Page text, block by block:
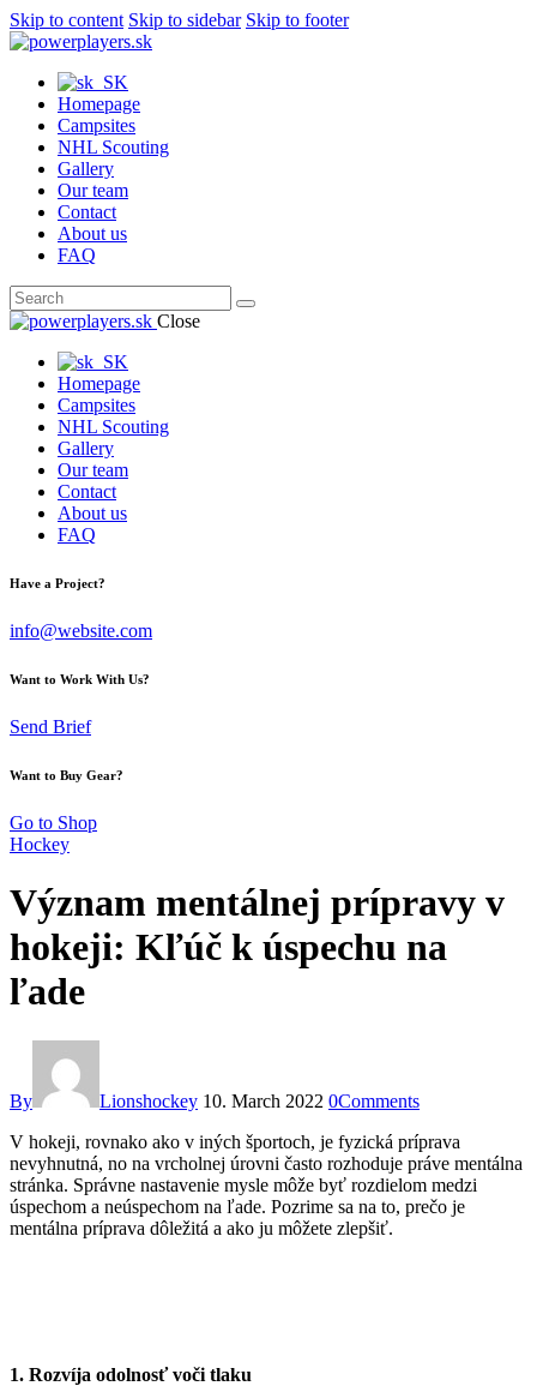
Skip to content Skip to sidebar Skip to footer
Homepage
Campsites
NHL Scouting
Gallery
Our team
Contact
About us
FAQ
Close
Homepage
Campsites
NHL Scouting
Gallery
Our team
Contact
About us
FAQ
Have a Project?
info@website.com
Want to Work With Us?
Send Brief
Want to Buy Gear?
Go to Shop
Hockey
Význam mentálnej prípravy v
hokeji: Kľúč k úspechu na
ľade
By Lionshockey 10. March 2022 0Comments
V hokeji, rovnako ako v iných športoch, je fyzická príprava
nevyhnutná, no na vrcholnej úrovni často rozhoduje práve mentálna
stránka. Správne nastavenie mysle môže byť rozdielom medzi
úspechom a neúspechom na ľade. Pozrime sa na to, prečo je
mentálna príprava dôležitá a ako ju môžete zlepšiť.
1. Rozvíja odolnosť voči tlaku